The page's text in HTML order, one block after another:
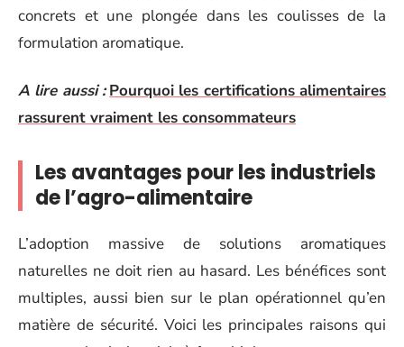
concrets et une plongée dans les coulisses de la
formulation aromatique.
A lire aussi : Pourquoi les certifications alimentaires
rassurent vraiment les consommateurs
Les avantages pour les industriels
de l’agro-alimentaire
L’adoption massive de solutions aromatiques
naturelles ne doit rien au hasard. Les bénéfices sont
multiples, aussi bien sur le plan opérationnel qu’en
matière de sécurité. Voici les principales raisons qui